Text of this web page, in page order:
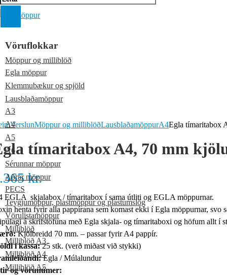
Vöruflokkar
Möppur og milliblöð
Egla möppur
Klemmubækur og spjöld
Lausblaðamöppur
A3
A4
A5
A6
Sérunnar möppur
Aðrar möppur
PECS
Teygjumöppur, plastmöppur og plastumslög
Vörulistamöppur
Milliblöð
Milliblöð A3
Milliblöð A4
Milliblöð A5
VerslunMöppur og milliblöðLausblaðamöppurA4Egla tímaritabox
tímaritabox A4, 70 mm
kr.
EGLA skjalabox / tímaritabox í sama útliti og EGLA möppurnar.
henta fyrir alla pappírana sem komast ekki í Egla möppurnar, svo
á skrifstofuna með Egla skjala- og tímaritaboxi og höfum allt í
Kjölbreidd 70 mm. – passar fyrir A4 pappír.
í kassa:25 stk. (verð miðast við stykki)
Egla / Múlalundur
og vörunúmer: